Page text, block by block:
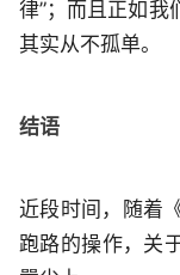
律”；而且正如我
其实从不孤单。
结语
近段时间，随着
跑路的操作，关